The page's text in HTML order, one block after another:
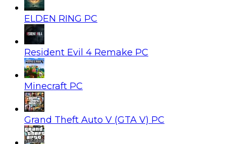
ELDEN RING PC
Resident Evil 4 Remake PC
Minecraft PC
Grand Theft Auto V (GTA V) PC